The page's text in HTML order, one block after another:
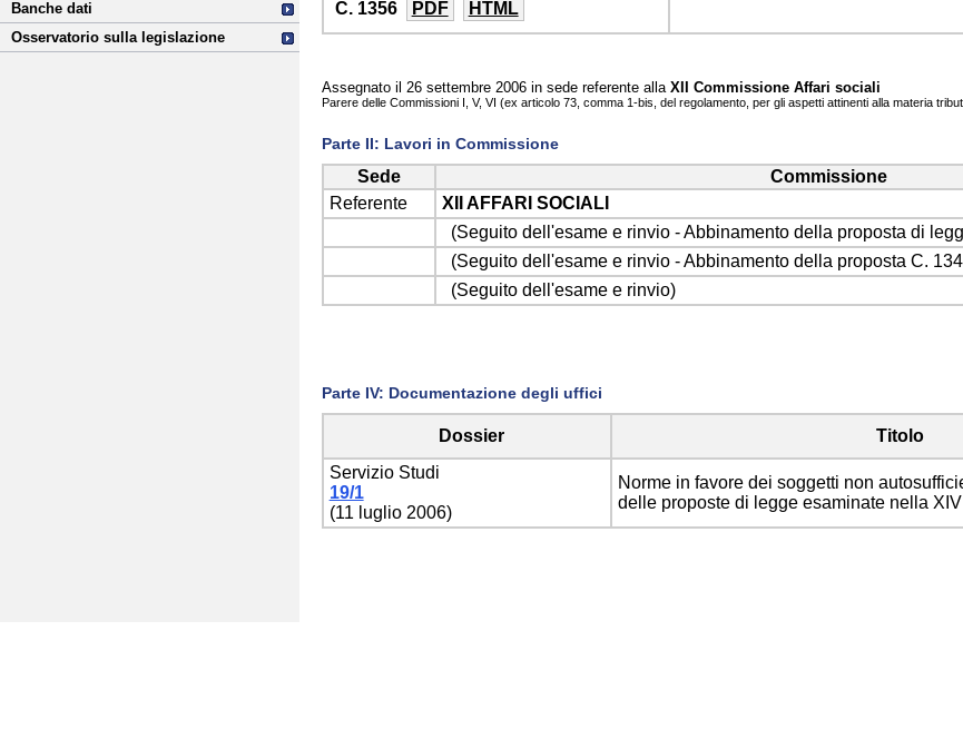
Banche dati
Osservatorio sulla legislazione
C. 1356
PDF HTML
Assegnato il 26 settembre 2006 in sede referente alla XII Commissione Affari sociali
Parere delle Commissioni I, V, VI (ex articolo 73, comma 1-bis, del regolamento, per gli aspetti attinenti alla materia
Parte II: Lavori in Commissione
Sede Commissione
Referente
XII AFFARI SOCIALI
(Seguito dell'esame e rinvio - Abbinamento della proposta di
(Seguito dell'esame e rinvio - Abbinamento della proposta C.
(Seguito dell'esame e rinvio)
Parte IV: Documentazione degli uffici
Dossier Titolo
Servizio Studi
19/1
(11 luglio 2006)
Norme in favore dei soggetti non
delle proposte di legge esaminate nella